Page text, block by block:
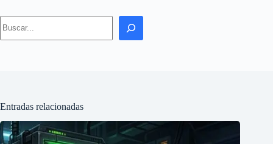
Search
Entradas relacionadas